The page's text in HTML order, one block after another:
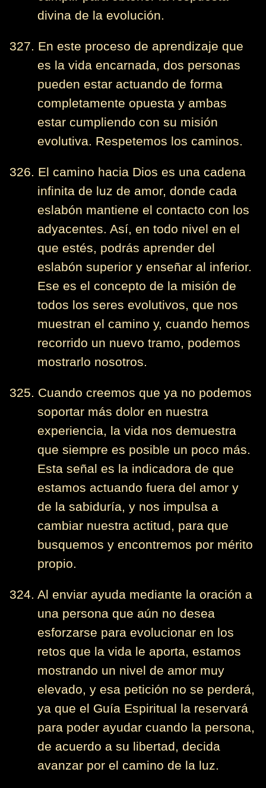
divina de la evolución.
327. En este proceso de aprendizaje que
es la vida encarnada, dos personas
pueden estar actuando de forma
completamente opuesta y ambas
estar cumpliendo con su misión
evolutiva. Respetemos los caminos.
326. El camino hacia Dios es una cadena
infinita de luz de amor, donde cada
eslabón mantiene el contacto con los
adyacentes. Así, en todo nivel en el
que estés, podrás aprender del
eslabón superior y enseñar al inferior.
Ese es el concepto de la misión de
todos los seres evolutivos, que nos
muestran el camino y, cuando hemos
recorrido un nuevo tramo, podemos
mostrarlo nosotros.
325. Cuando creemos que ya no podemos
soportar más dolor en nuestra
experiencia, la vida nos demuestra
que siempre es posible un poco más.
Esta señal es la indicadora de que
estamos actuando fuera del amor y
de la sabiduría, y nos impulsa a
cambiar nuestra actitud, para que
busquemos y encontremos por mérito
propio.
324. Al enviar ayuda mediante la oración a
una persona que aún no desea
esforzarse para evolucionar en los
retos que la vida le aporta, estamos
mostrando un nivel de amor muy
elevado, y esa petición no se perderá,
ya que el Guía Espiritual la reservará
para poder ayudar cuando la persona,
de acuerdo a su libertad, decida
avanzar por el camino de la luz.